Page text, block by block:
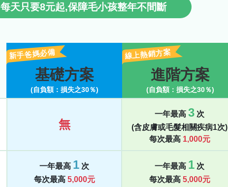
每天只要8元起,保障毛小孩整年不間斷
新手爸媽必備
基礎方案
(自負額：損失之30％)
線上熱銷方案
進階方案
(自負額：損失之30％)
無
一年最高 3 次
(含皮膚或毛髮相關疾病1次)
每次最高 1,000元
一年最高 1 次
每次最高 5,000元
一年最高 1 次
每次最高 5,000元